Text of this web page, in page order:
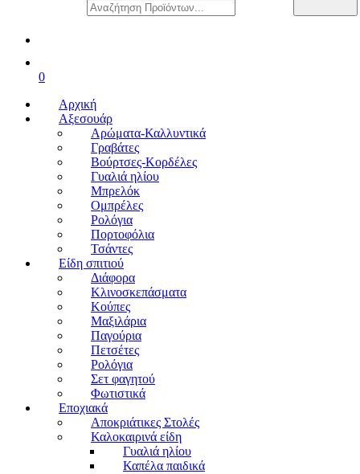
0
Αρχική
Αξεσουάρ
Αρώματα-Καλλυντικά
Γραβάτες
Βούρτσες-Κορδέλες
Γυαλιά ηλίου
Μπρελόκ
Ομπρέλες
Ρολόγια
Πορτοφόλια
Τσάντες
Είδη σπιτιού
Διάφορα
Κλινοσκεπάσματα
Κούπες
Μαξιλάρια
Παγούρια
Πετσέτες
Ρολόγια
Σετ φαγητού
Φωτιστικά
Εποχιακά
Αποκριάτικες Στολές
Καλοκαιρινά είδη
Γυαλιά ηλίου
Καπέλα παιδικά